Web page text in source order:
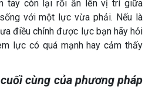
tay còn lại rồi ấn lên vị trí giữa
với một lực vừa phải. Nếu là
điều chỉnh được lực bạn hãy hỏi
lực có quá mạnh hay cảm thấy
cùng của phương pháp